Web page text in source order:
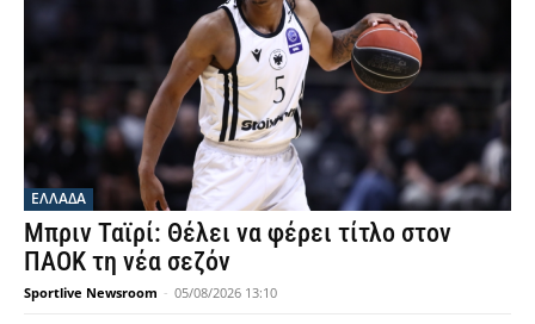
ΕΛΛΑΔΑ
Μπριν Ταϊρί: Θέλει να φέρει τίτλο στον
ΠΑΟΚ τη νέα σεζόν
Sportlive Newsroom - 05/08/2026 13:10